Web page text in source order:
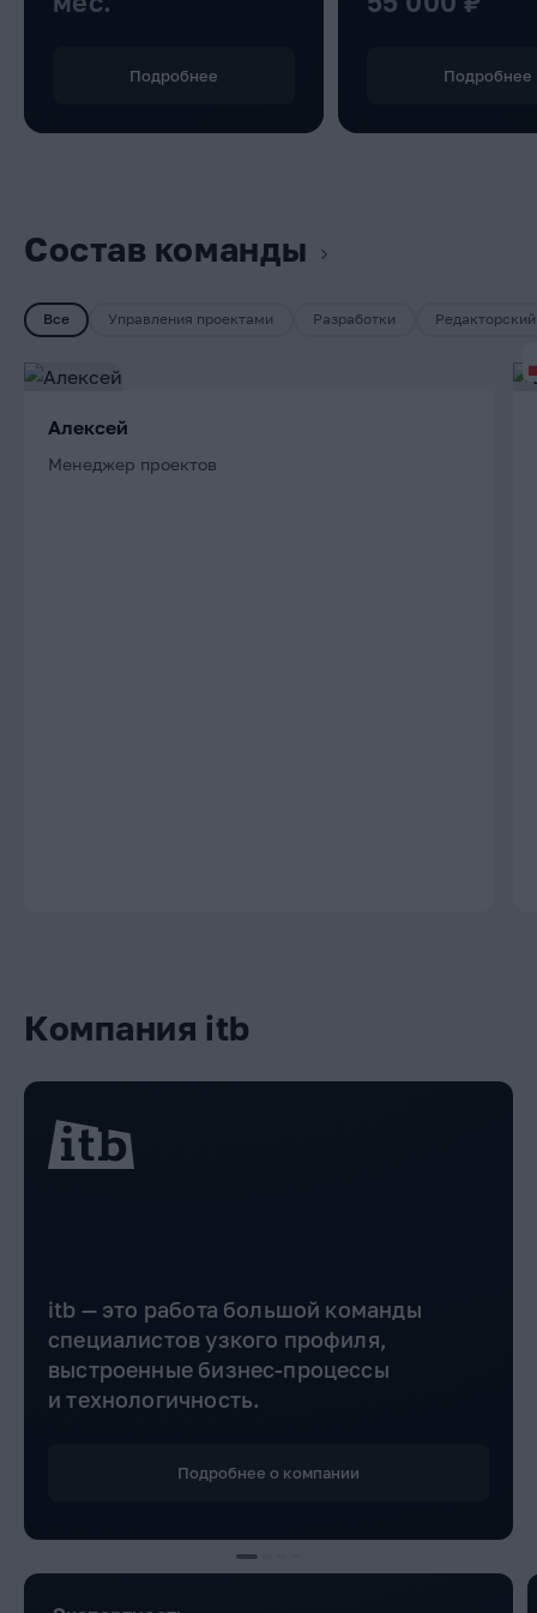
Подробнее Подробнее
Состав команды
Все Управления проектами Разработки Редакторский
Алексей
Менеджер проектов
Компания itb
itb — это работа большой команды
специалистов узкого профиля,
выстроенные бизнес-процессы
и технологичность.
Подробнее о компании